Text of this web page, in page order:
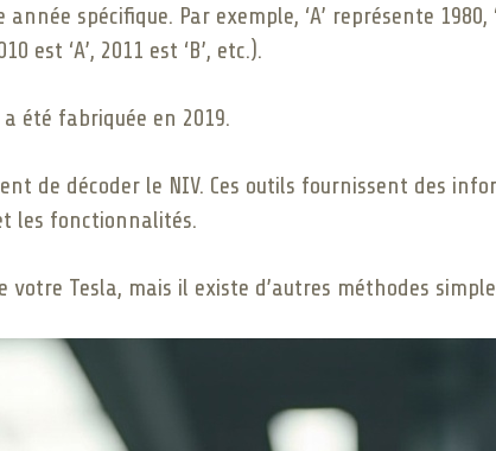
spécifique. Par exemple, ‘A’ représente 1980,
est ‘A’, 2011 est ‘B’, etc.).
été fabriquée en 2019.
de décoder le NIV. Ces outils fournissent des
les fonctionnalités.
Tesla, mais il existe d’autres méthodes